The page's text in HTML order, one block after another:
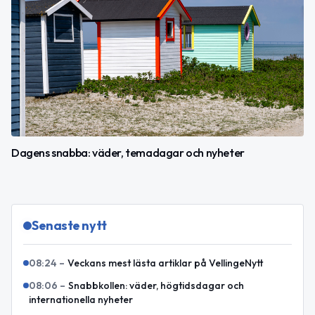
Dagens snabba: väder, temadagar och nyheter
Senaste nytt
08:24 – Veckans mest lästa artiklar på VellingeNytt
08:06 – Snabbkollen: väder, högtidsdagar och
internationella nyheter